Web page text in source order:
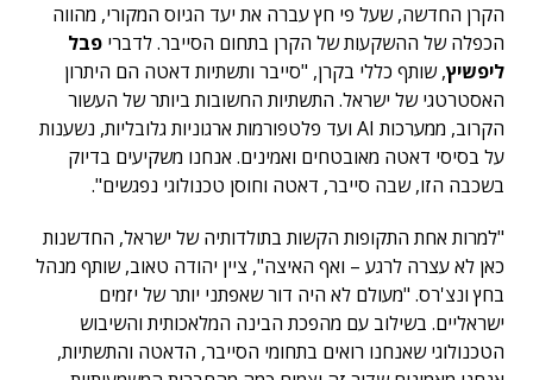
הקרן החדשה, שעל פי חץ עברה את יעד הגיוס המקורי, מהווה
הכפלה של ההשקעות של הקרן בתחום הסייבר. לדברי פבל
ליפשיץ, שותף כללי בקרן, "סייבר ותשתיות דאטה הם היתרון
האסטרטגי של ישראל. התשתיות החשובות ביותר של העשור
הקרוב, ממערכות AI ועד פלטפורמות ארגוניות גלובליות, נשענות
על בסיסי דאטה מאובטחים ואמינים. אנחנו משקיעים בדיוק
בשכבה הזו, שבה סייבר, דאטה וחוסן טכנולוגי נפגשים".
"למרות אחת התקופות הקשות בתולדותיה של ישראל, החדשנות
כאן לא עצרה לרגע – ואף האיצה", ציין יהודה טאוב, שותף מנהל
בחץ ונצ'רס. "מעולם לא היה דור שאפתני יותר של יזמים
ישראליים. בשילוב עם מהפכת הבינה המלאכותית והשיבוש
הטכנולוגי שאנחנו רואים בתחומי הסייבר, הדאטה והתשתיות,